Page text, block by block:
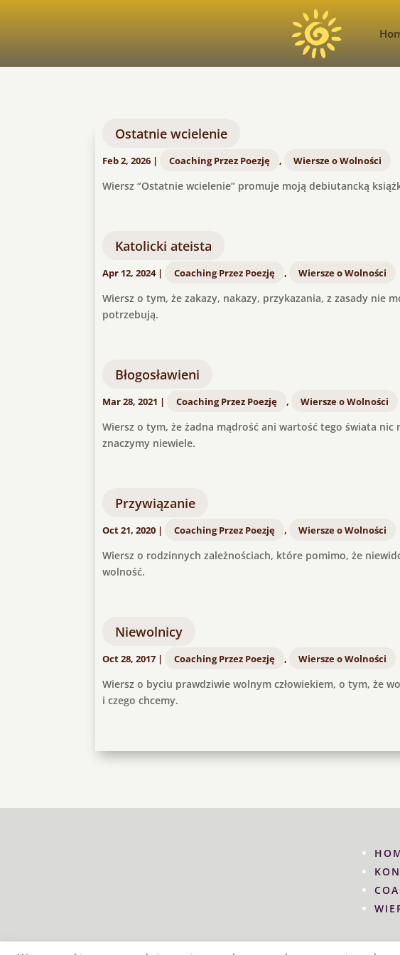
Ostatnie wcielenie
Feb 2, 2026 | Coaching Przez Poezję , Wiersze o Wolności
Wiersz “Ostatnie wcielenie” promuje moją debiutancką
Katolicki ateista
Apr 12, 2024| Coaching Przez Poezję , Wiersze o Wolności
Wiersz o tym, że zakazy, nakazy, przykazania, z zasady
potrzebują.
Błogosławieni
Mar 28, 2021 | Coaching Przez Poezję , Wiersze o Wolności
Wiersz o tym, że żadna mądrość ani wartość tego świata
znaczymy niewiele.
Przywiązanie
Oct 21, 2020 | Coaching Przez Poezję , Wiersze o Wolności
Wiersz o rodzinnych zależnościach, które pomimo, że
wolność.
Niewolnicy
Oct 28, 2017 | Coaching Przez Poezję , Wiersze o Wolności
Wiersz o byciu prawdziwie wolnym człowiekiem, o tym, że
i czego chcemy.